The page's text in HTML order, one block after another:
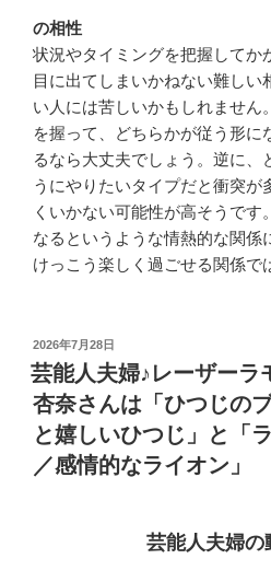
の相性
状況やタイミングを把握してか
目に出てしまいかねない難しい
い人には苦しいかもしれません
を握って、どちらかが従う形に
るなら大丈夫でしょう。逆に、
うにやりたいタイプだと衝突が
くいかない可能性が高そうです
なるというような情熱的な関係
けっこう楽しく過ごせる関係で
投
稿
日:
2026年7月28日
芸能人夫婦♪レーザーラ
杏奈さんは「ひつじの
と嬉しいひつじ」と「
／感情的なライオン」
芸能人夫婦の